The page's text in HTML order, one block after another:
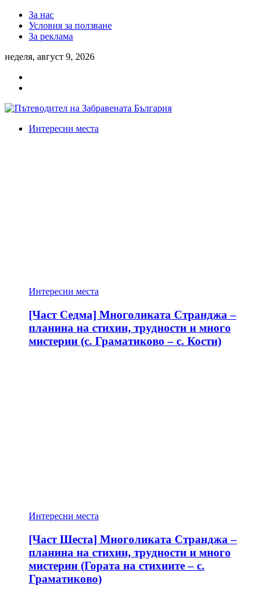
За нас
Условия за ползване
За реклама
неделя, август 9, 2026
Интересни места
Интересни места
[Част Седма] Многоликата Странджа –
планина на стихии, трудности и много
мистерии (с. Граматиково – с. Кости)
Интересни места
[Част Шеста] Многоликата Странджа –
планина на стихии, трудности и много
мистерии (Гората на стихиите – с.
Граматиково)